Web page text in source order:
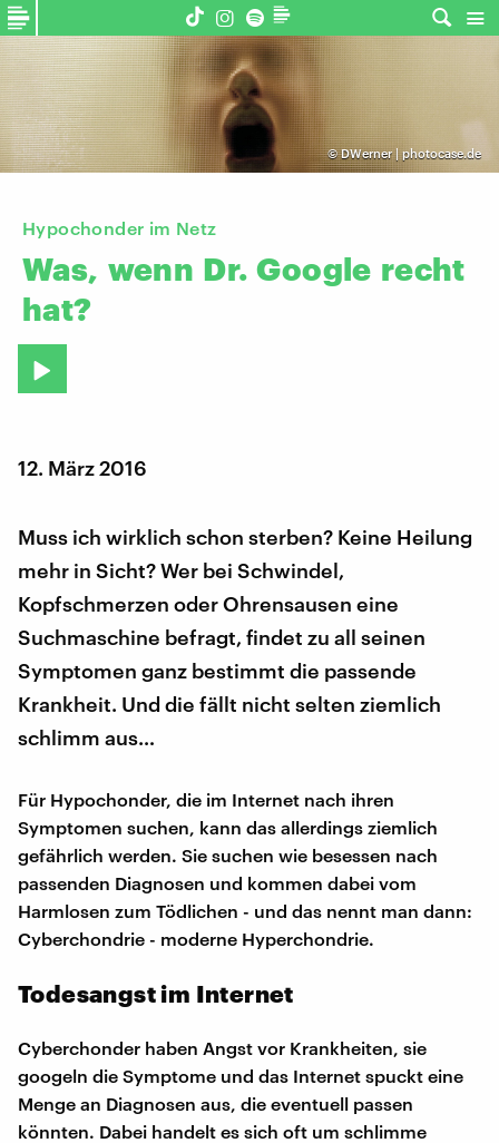
©DWerner | photocase.de
Hypochonder im Netz
Was, wenn Dr. Google recht
hat?
12. März 2016
Muss ich wirklich schon sterben? Keine Heilung
mehr in Sicht? Wer bei Schwindel,
Kopfschmerzen oder Ohrensausen eine
Suchmaschine befragt, findet zu all seinen
Symptomen ganz bestimmt die passende
Krankheit. Und die fällt nicht selten ziemlich
schlimm aus…
Für Hypochonder, die im Internet nach ihren
Symptomen suchen, kann das allerdings ziemlich
gefährlich werden. Sie suchen wie besessen nach
passenden Diagnosen und kommen dabei vom
Harmlosen zum Tödlichen - und das nennt man dann:
Cyberchondrie - moderne Hyperchondrie.
Todesangst im Internet
Cyberchonder haben Angst vor Krankheiten, sie
googeln die Symptome und das Internet spuckt eine
Menge an Diagnosen aus, die eventuell passen
könnten. Dabei handelt es sich oft um schlimme